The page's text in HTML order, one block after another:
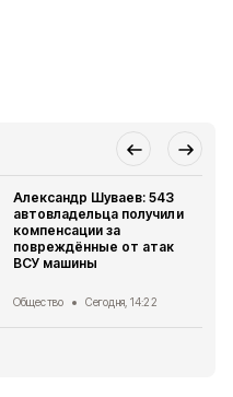
Александр Шуваев: 543
автовладельца получили
компенсации за
повреждённые от атак
ВСУ машины
Общество Сегодня, 14:22